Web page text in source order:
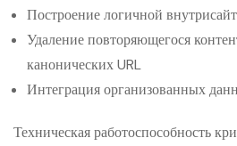
Построение логичной
Удаление повторяющегося
канонических URL
Интеграция организованных
Техническая работоспособность